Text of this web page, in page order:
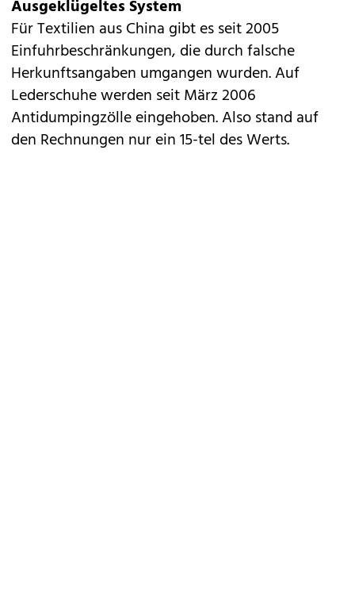
Ausgeklügeltes System
Für Textilien aus China gibt es seit 2005
Einfuhrbeschränkungen, die durch falsche
Herkunftsangaben umgangen wurden. Auf
Lederschuhe werden seit März 2006
Antidumpingzölle eingehoben. Also stand auf
den Rechnungen nur ein 15-tel des Werts.